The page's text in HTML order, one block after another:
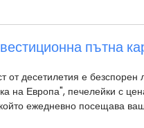
пътна
десетилетия е безспорен
Европа", печелейки с
ежедневно посещава